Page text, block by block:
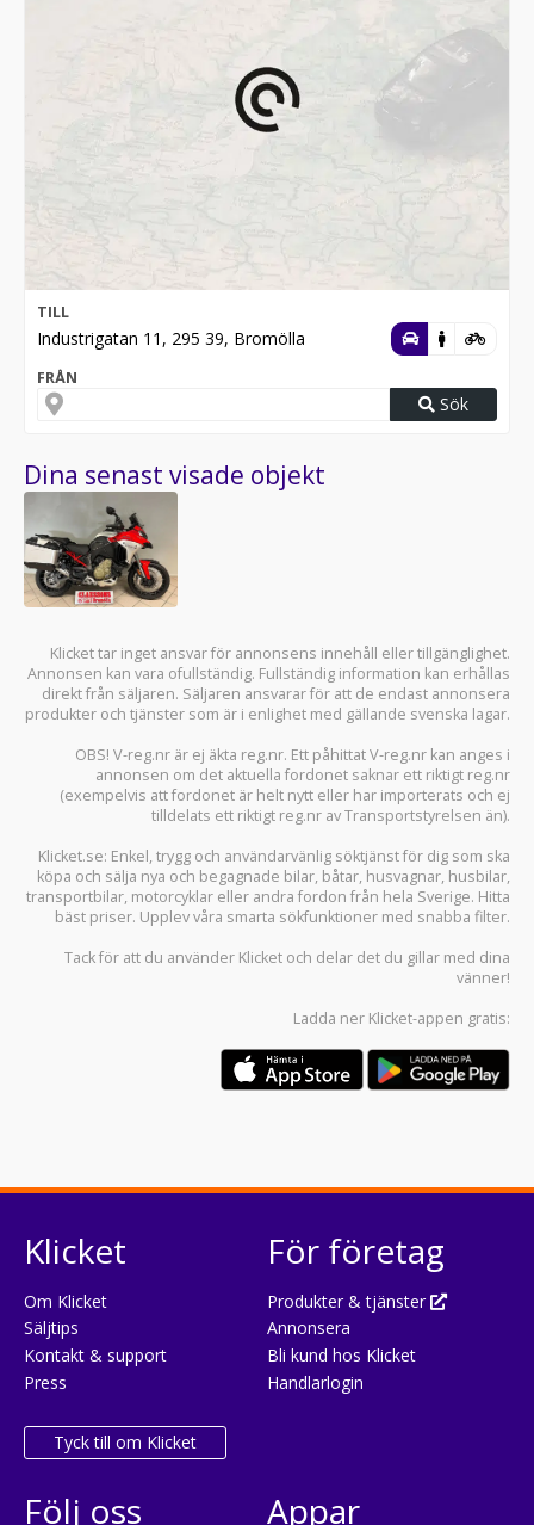
TILL
Industrigatan 11, 295 39, Bromölla
FRÅN
Sök
Dina senast visade objekt
Klicket tar inget ansvar för annonsens innehåll eller tillgänglighet.
Annonsen kan vara ofullständig. Fullständig information kan erhållas
direkt från säljaren. Säljaren ansvarar för att de endast annonsera
produkter och tjänster som är i enlighet med gällande svenska lagar.
OBS! V-reg.nr är ej äkta reg.nr. Ett påhittat V-reg.nr kan anges i
annonsen om det aktuella fordonet saknar ett riktigt reg.nr
(exempelvis att fordonet är helt nytt eller har importerats och ej
tilldelats ett riktigt reg.nr av Transportstyrelsen än).
Klicket.se: Enkel, trygg och användarvänlig söktjänst för dig som ska
köpa och sälja nya och begagnade bilar, båtar, husvagnar, husbilar,
transportbilar, motorcyklar eller andra fordon från hela Sverige. Hitta
bäst priser. Upplev våra smarta sökfunktioner med snabba filter.
Tack för att du använder Klicket och delar det du gillar med dina
vänner!
Ladda ner Klicket-appen gratis:
Klicket
Om Klicket
Säljtips
Kontakt & support
Press
Tyck till om Klicket
För företag
Produkter & tjänster
Annonsera
Bli kund hos Klicket
Handlarlogin
Följ oss Appar